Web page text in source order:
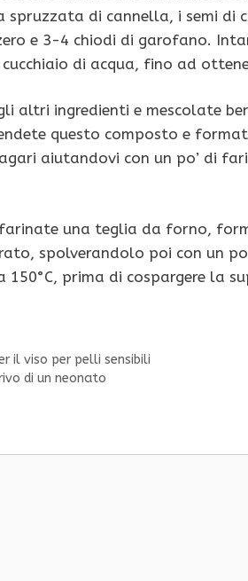
spruzzata di cannella, i semi di
e 3-4 chiodi di garofano.
di acqua, fino ad
altri ingredienti e mescolate
questo composto e
aiutandovi con un po’ di
una teglia da forno,
spolverandolo poi con un
prima di cospargere la
il viso per pelli sensibili
di un neonato